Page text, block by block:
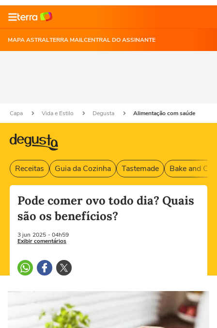
MAPA ASTRALTERRA MAILCENTRAL DO ASSINANTE
Capa Vida e Estilo Degusta Alimentação com saúde
Receitas Guia da Cozinha Tastemade Bake and
Pode comer ovo todo dia? Quais
são os benefícios?
3 jun 2025 - 04h59
Exibir comentários